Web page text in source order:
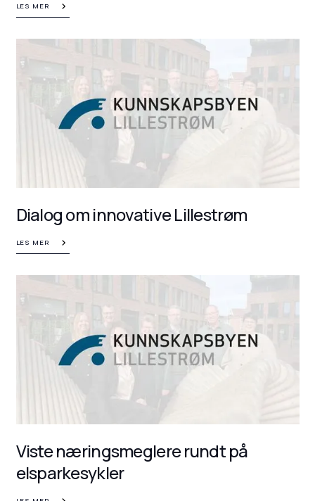
LES MER
Dialog om innovative Lillestrøm
LES MER
Viste næringsmeglere rundt på
elsparkesykler